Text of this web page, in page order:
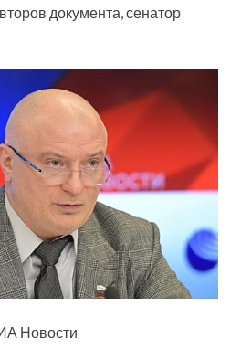
документа, сенатор
Новости